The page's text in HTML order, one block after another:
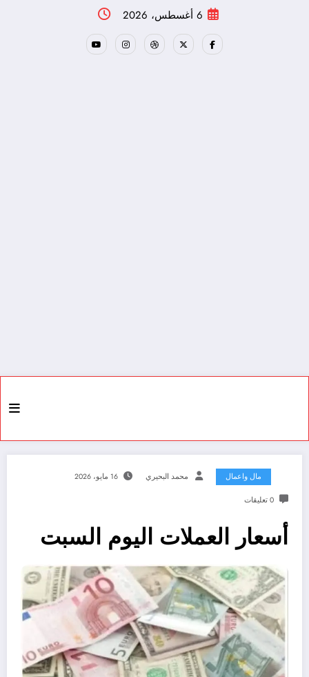
6 أغسطس، 2026
مال واعمال محمد البحيري 16 مايو، 2026
0 تعليقات
أسعار العملات اليوم السبت